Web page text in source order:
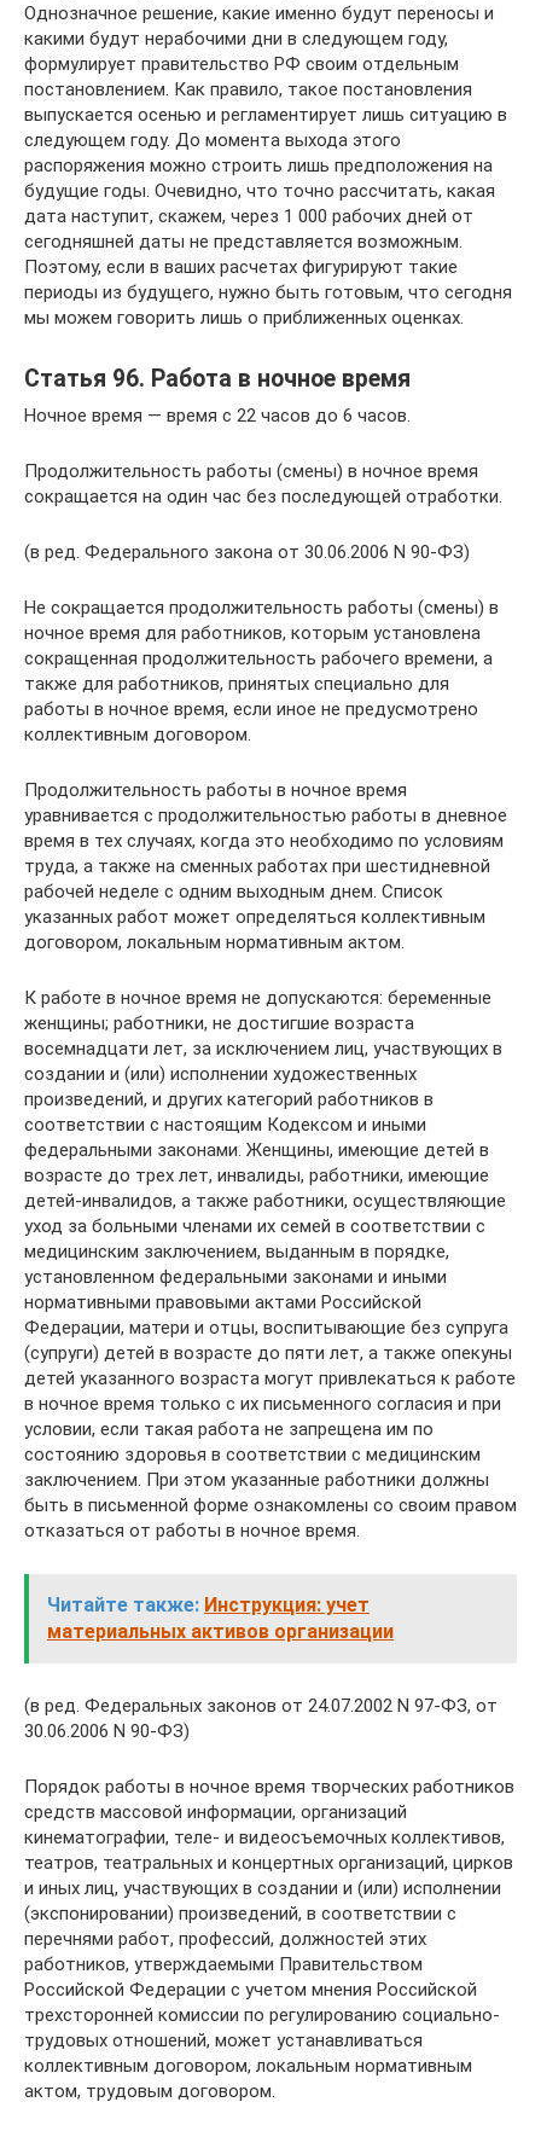
Однозначное решение, какие именно будут переносы и
какими будут нерабочими дни в следующем году,
формулирует правительство РФ своим отдельным
постановлением. Как правило, такое постановления
выпускается осенью и регламентирует лишь ситуацию в
следующем году. До момента выхода этого
распоряжения можно строить лишь предположения на
будущие годы. Очевидно, что точно рассчитать, какая
дата наступит, скажем, через 1 000 рабочих дней от
сегодняшней даты не представляется возможным.
Поэтому, если в ваших расчетах фигурируют такие
периоды из будущего, нужно быть готовым, что сегодня
мы можем говорить лишь о приближенных оценках.
Статья 96. Работа в ночное время
Ночное время — время с 22 часов до 6 часов.
Продолжительность работы (смены) в ночное время
сокращается на один час без последующей отработки.
(в ред. Федерального закона от 30.06.2006 N 90-ФЗ)
Не сокращается продолжительность работы (смены) в
ночное время для работников, которым установлена
сокращенная продолжительность рабочего времени, а
также для работников, принятых специально для
работы в ночное время, если иное не предусмотрено
коллективным договором.
Продолжительность работы в ночное время
уравнивается с продолжительностью работы в дневное
время в тех случаях, когда это необходимо по условиям
труда, а также на сменных работах при шестидневной
рабочей неделе с одним выходным днем. Список
указанных работ может определяться коллективным
договором, локальным нормативным актом.
К работе в ночное время не допускаются: беременные
женщины; работники, не достигшие возраста
восемнадцати лет, за исключением лиц, участвующих в
создании и (или) исполнении художественных
произведений, и других категорий работников в
соответствии с настоящим Кодексом и иными
федеральными законами. Женщины, имеющие детей в
возрасте до трех лет, инвалиды, работники, имеющие
детей-инвалидов, а также работники, осуществляющие
уход за больными членами их семей в соответствии с
медицинским заключением, выданным в порядке,
установленном федеральными законами и иными
нормативными правовыми актами Российской
Федерации, матери и отцы, воспитывающие без супруга
(супруги) детей в возрасте до пяти лет, а также опекуны
детей указанного возраста могут привлекаться к работе
в ночное время только с их письменного согласия и при
условии, если такая работа не запрещена им по
состоянию здоровья в соответствии с медицинским
заключением. При этом указанные работники должны
быть в письменной форме ознакомлены со своим правом
отказаться от работы в ночное время.
Читайте также: Инструкция: учет
материальных активов организации
(в ред. Федеральных законов от 24.07.2002 N 97-ФЗ, от
30.06.2006 N 90-ФЗ)
Порядок работы в ночное время творческих работников
средств массовой информации, организаций
кинематографии, теле- и видеосъемочных коллективов,
театров, театральных и концертных организаций, цирков
и иных лиц, участвующих в создании и (или) исполнении
(экспонировании) произведений, в соответствии с
перечнями работ, профессий, должностей этих
работников, утверждаемыми Правительством
Российской Федерации с учетом мнения Российской
трехсторонней комиссии по регулированию социально-
трудовых отношений, может устанавливаться
коллективным договором, локальным нормативным
актом, трудовым договором.